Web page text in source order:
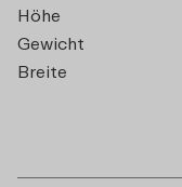
Höhe
Gewicht
Breite